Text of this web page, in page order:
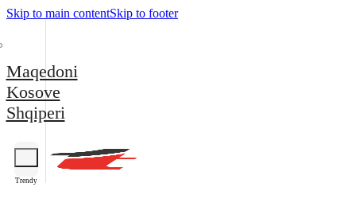
Skip to main contentSkip to footer
Maqedoni
Kosove
Shqiperi
Trendy